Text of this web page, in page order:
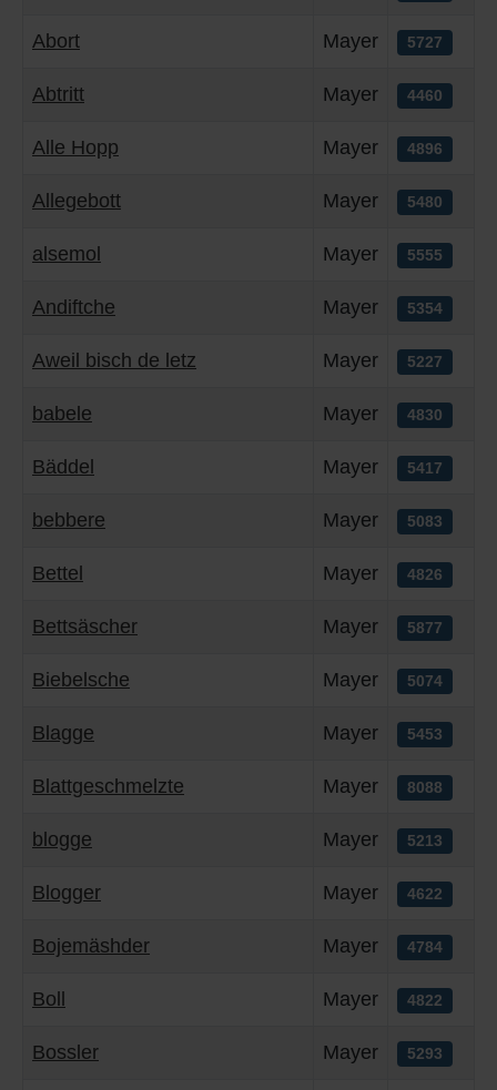
Abort Mayer 5727
Abtritt Mayer 4460
Alle Hopp Mayer 4896
Allegebott Mayer 5480
alsemol Mayer 5555
Andiftche Mayer 5354
Aweil bisch de letz Mayer 5227
babele Mayer 4830
Bäddel Mayer 5417
bebbere Mayer 5083
Bettel Mayer 4826
Bettsäscher Mayer 5877
Biebelsche Mayer 5074
Blagge Mayer 5453
Blattgeschmelzte Mayer 8088
blogge Mayer 5213
Blogger Mayer 4622
Bojemäshder Mayer 4784
Boll Mayer 4822
Bossler Mayer 5293